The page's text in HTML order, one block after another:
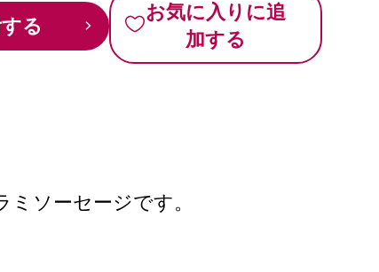
る
お気に入りに追
加する
ソーセージです。